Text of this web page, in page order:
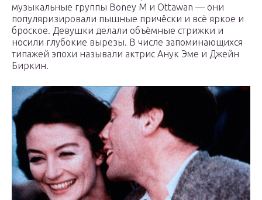
музыкальные группы Boney M и Ottawan — они
популяризировали пышные причёски и всё яркое и
броское. Девушки делали объёмные стрижки и
носили глубокие вырезы. В числе запоминающихся
типажей эпохи называли актрис Анук Эме и Джейн
Биркин.